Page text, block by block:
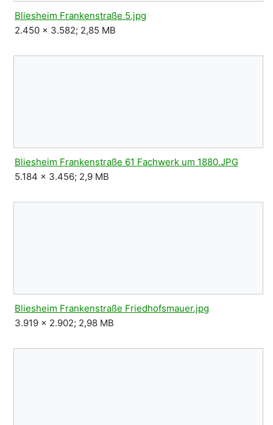
Bliesheim Frankenstraße 5.jpg
2.450 × 3.582; 2,85 MB
Bliesheim Frankenstraße 61 Fachwerk um 1880.JPG
5.184 × 3.456; 2,9 MB
Bliesheim Frankenstraße Friedhofsmauer.jpg
3.919 × 2.902; 2,98 MB